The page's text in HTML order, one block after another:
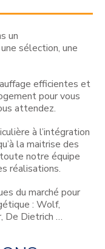
un
sélection, une
efficientes et
pour vous
attendez.
à l’intégration
la maitrise des
notre équipe
réalisations.
du marché pour
: Wolf,
De Dietrich …